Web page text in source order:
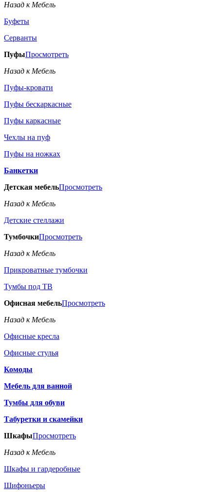
Назад к Мебель
Буфеты
Серванты
ПуфыПросмотреть
Назад к Мебель
Пуфы-кровати
Пуфы бескаркасные
Пуфы каркасные
Чехлы на пуф
Пуфы на ножках
Банкетки
Детская мебельПросмотреть
Назад к Мебель
Детские стеллажи
ТумбочкиПросмотреть
Назад к Мебель
Прикроватные тумбочки
Тумбы под ТВ
Офисная мебельПросмотреть
Назад к Мебель
Офисные кресла
Офисные стулья
Комоды
Мебель для ванной
Тумбы для обуви
Табуретки и скамейки
ШкафыПросмотреть
Назад к Мебель
Шкафы и гардеробные
Шифоньеры